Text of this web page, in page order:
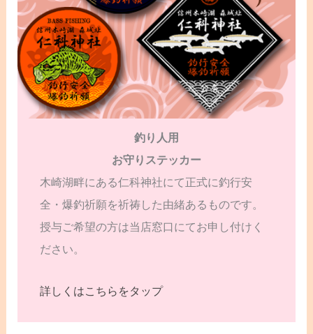
釣り人用
お守りステッカー
木崎湖畔にある仁科神社にて正式に釣行安
全・爆釣祈願を祈祷した由緒あるものです。
授与ご希望の方は当店窓口にてお申し付けく
ださい。
詳しくはこちらをタップ